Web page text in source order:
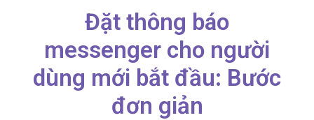
Đặt thông báo
messenger cho người
dùng mới bắt đầu: Bước
đơn giản